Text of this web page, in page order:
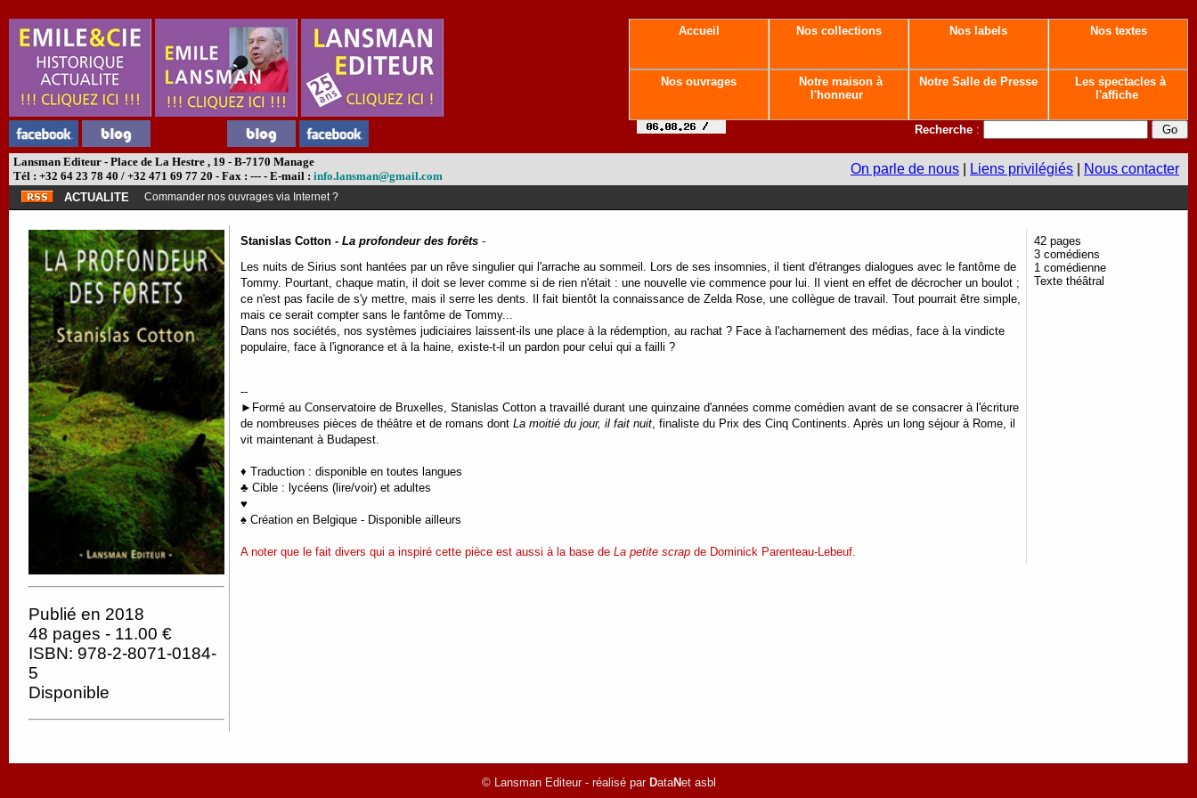
Accueil Nos collections Nos labels Nos textes
Nos ouvrages
Notre maison à
l'honneur
Notre Salle de Presse
Les spectacles à
l'affiche
Recherche :
Lansman Editeur - Place de La Hestre , 19 - B-7170 Manage
Tél : +32 64 23 78 40 / +32 471 69 77 20 - Fax : --- - E-mail : info.lansman@gmail.com On parle de nous Liens privilégiés Nous contacter
ACTUALITE Commander nos ouvrages via Internet ?
Publié en 2018
48 pages - 11.00 €
ISBN: 978-2-8071-0184-
5
Disponible
Stanislas Cotton - La profondeur des forêts -
Les nuits de Sirius sont hantées par un rêve singulier qui l'arrache au sommeil. Lors de ses insomnies, il tient d'étranges dialogues avec le fantôme de
Tommy. Pourtant, chaque matin, il doit se lever comme si de rien n'était : une nouvelle vie commence pour lui. Il vient en effet de décrocher un boulot ;
ce n'est pas facile de s'y mettre, mais il serre les dents. Il fait bientôt la connaissance de Zelda Rose, une collègue de travail. Tout pourrait être simple,
mais ce serait compter sans le fantôme de Tommy...
Dans nos sociétés, nos systèmes judiciaires laissent-ils une place à la rédemption, au rachat ? Face à l'acharnement des médias, face à la vindicte
populaire, face à l'ignorance et à la haine, existe-t-il un pardon pour celui qui a failli ?
--
► Formé au Conservatoire de Bruxelles, Stanislas Cotton a travaillé durant une quinzaine d'années comme comédien avant de se consacrer à l'écriture
de nombreuses pièces de théâtre et de romans dont La moitié du jour, il fait nuit , finaliste du Prix des Cinq Continents. Après un long séjour à Rome, il
vit maintenant à Budapest.
♦ Traduction : disponible en toutes langues
♣ Cible : lycéens (lire/voir) et adultes
♥
♠ Création en Belgique - Disponible ailleurs
A noter que le fait divers qui a inspiré cette pièce est aussi à la base de La petite scrap de Dominick Parenteau-Lebeuf.
42 pages
3 comédiens
1 comédienne
Texte théâtral
© Lansman Editeur - réalisé par DataNet asbl